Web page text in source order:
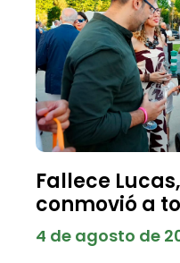
Fallece
conmovió a
4 de agosto de